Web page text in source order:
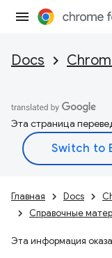
Docs
Эта страница
Главная Docs
Справочные
Эта информация